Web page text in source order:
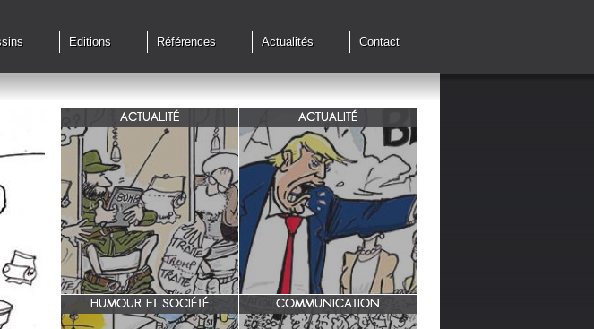
Editions Références Actualités Contact
ACTUALITÉ
Qu'en est il des accords de cessez
le feu?
ACTUALITÉ
G7 à Evian, Trump, une fois de
plus ,s'en prend aux européens.
HUMOUR ET SOCIÉTÉ
zone 51
COMMUNICATION
INRA/ Rotation des terres.